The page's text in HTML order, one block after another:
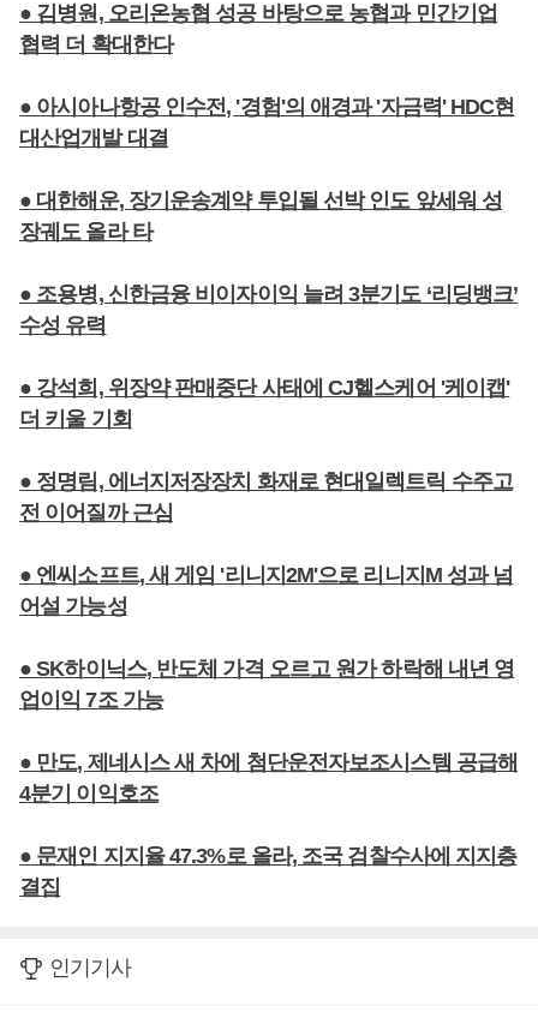
● 김병원, 오리온농협 성공 바탕으로 농협과 민간기업
협력 더 확대한다
● 아시아나항공 인수전, '경험'의 애경과 '자금력' HDC현
대산업개발 대결
● 대한해운, 장기운송계약 투입될 선박 인도 앞세워 성
장궤도 올라 타
● 조용병, 신한금융 비이자이익 늘려 3분기도 ‘리딩뱅크’
수성 유력
● 강석희, 위장약 판매중단 사태에 CJ헬스케어 '케이캡'
더 키울 기회
● 정명림, 에너지저장장치 화재로 현대일렉트릭 수주고
전 이어질까 근심
● 엔씨소프트, 새 게임 '리니지2M'으로 리니지M 성과 넘
어설 가능성
● SK하이닉스, 반도체 가격 오르고 원가 하락해 내년 영
업이익 7조 가능
● 만도, 제네시스 새 차에 첨단운전자보조시스템 공급해
4분기 이익호조
● 문재인 지지율 47.3%로 올라, 조국 검찰수사에 지지층
결집
인기기사